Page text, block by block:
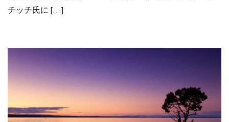
チッチ氏に […]